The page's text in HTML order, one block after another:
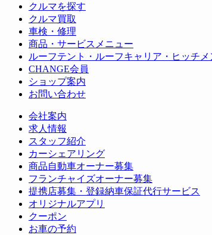
クルマを探す
クルマ買取
車検・修理
商品・サービスメニュー
ルーフテント・ルーフキャリア・ヒッチメ
CHANGE会員
ショップ案内
お問い合わせ
会社案内
求人情報
スタッフ紹介
カーシェアリング
商品自動車オーナー募集
フランチャイズオーナー募集
提携店募集・登録納車保証代行サービス
オリジナルアプリ
クーポン
お車の予約